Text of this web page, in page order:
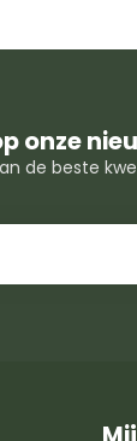
onze
de beste